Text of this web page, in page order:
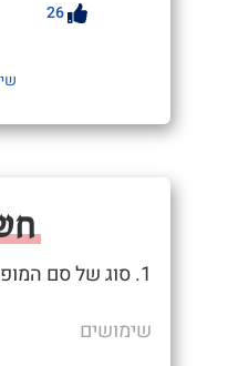
26
1. סוג של סם המופק מצמח הקנאביס.
שימושים